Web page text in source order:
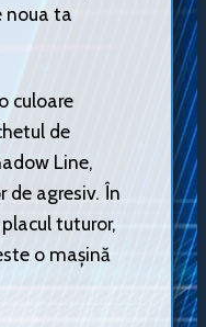
noua ta
culoare
de
Line,
de agresiv. În
tuturor,
o mașină